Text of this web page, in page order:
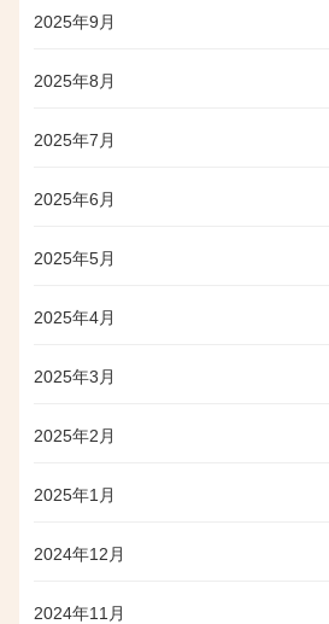
2025年9月
2025年8月
2025年7月
2025年6月
2025年5月
2025年4月
2025年3月
2025年2月
2025年1月
2024年12月
2024年11月